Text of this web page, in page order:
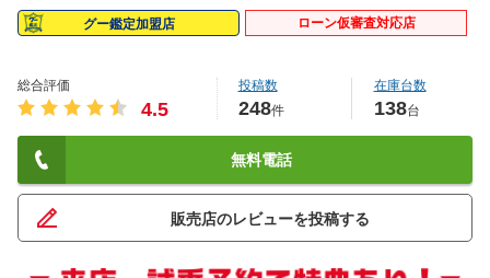
グー鑑定加盟店 ローン仮審査対応店
総合評価
4.5
投稿数
248件
在庫台数
138台
無料電話
販売店のレビューを投稿する